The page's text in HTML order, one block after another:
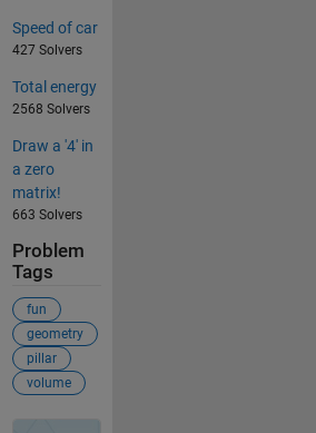
Speed of car
427 Solvers
Total energy
2568 Solvers
Draw a '4' in
a zero
matrix!
663 Solvers
Problem
Tags
fun
geometry
pillar
volume